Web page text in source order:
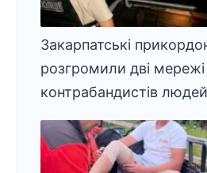
Закарпатські
розгромили дві мережі
контрабандистів людей